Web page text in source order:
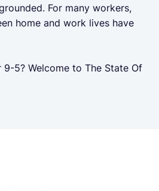
For many workers,
home and work lives have
5? Welcome to The State Of